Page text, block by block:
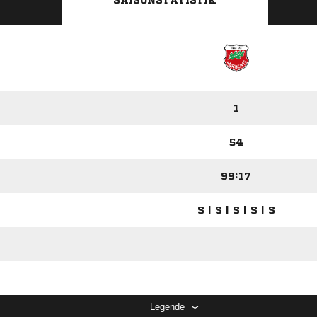
1
54
99:17
S | S | S | S | S
Legende